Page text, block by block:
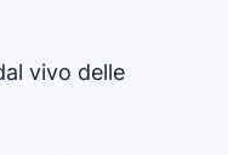
vivo delle